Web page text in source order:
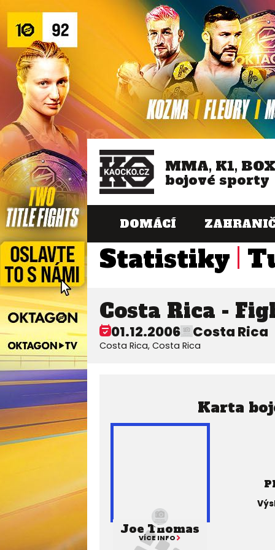
MMA, K1, BOX
bojové sporty
DOMÁCÍ
Statistiky
Costa Rica -
01.12.2006 Costa Rica
Costa Rica, Costa Rica
Karta
Joe Thomas
VÍCE INFO